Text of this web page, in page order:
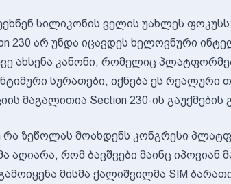
სილიკონის ველის უახლეს
230 არ უნდა იცავდეს ხელოვნური
ახსენა კანონი, რომელიც
სურათები, იქნება ეს რეალური
მაგალითია Section 230-ის გაუქმების
რა ზეწოლას მოახდენს კონგრესი
აღიარა, რომ ბავშვები მაინც იპოვიან
მისმა ქალიშვილმა SIM